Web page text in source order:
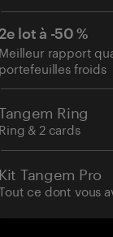
lot à -50 %
Meilleur rapport
portefeuilles froids
Ring
Ring & 2 cards
Kit Tangem Pro
ce dont vous